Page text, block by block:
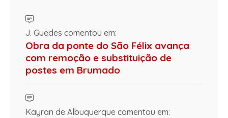
J. Guedes comentou em:
Obra da ponte do São Félix avança
com remoção e substituição de
postes em Brumado
Kayran de Albuquerque comentou em: